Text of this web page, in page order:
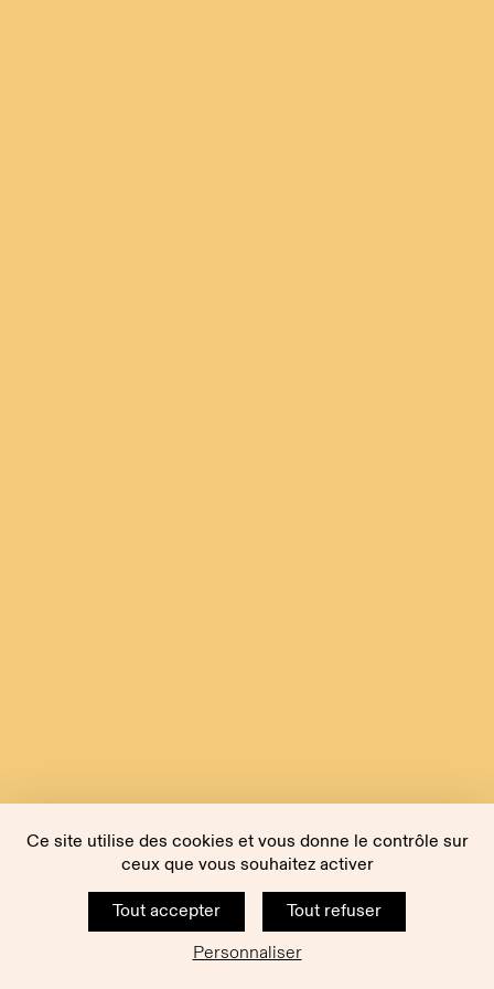
Ce site utilise des cookies et vous donne le contrôle sur
ceux que vous souhaitez activer
Tout accepter
Tout refuser
Personnaliser